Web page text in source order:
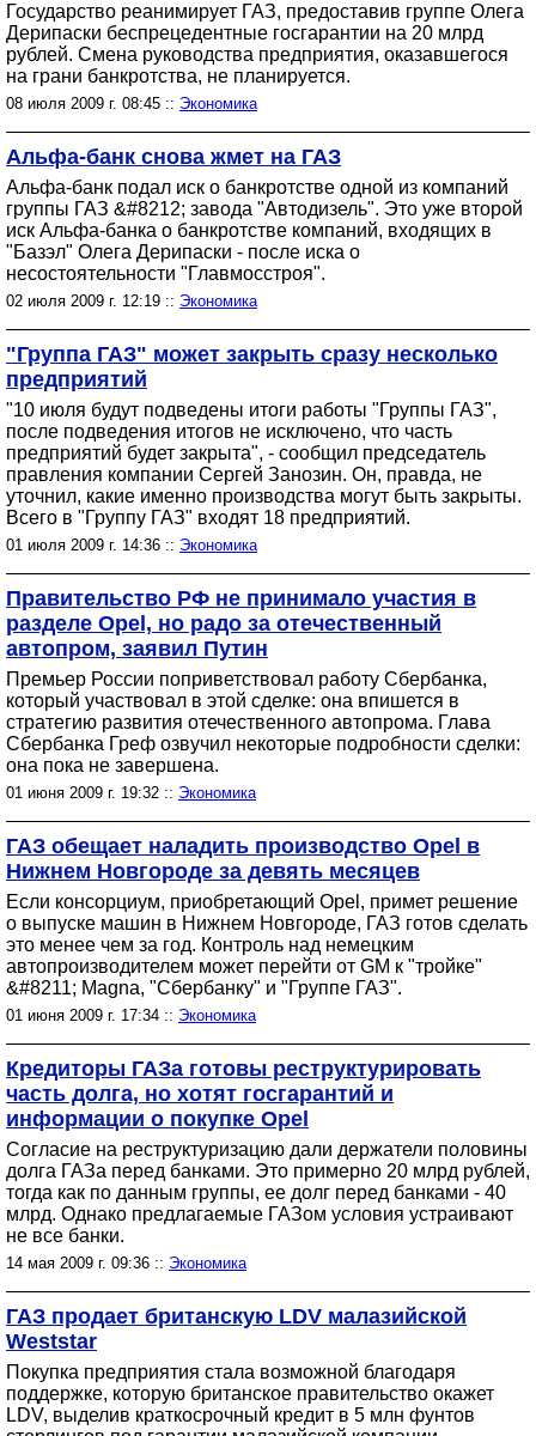
Государство реанимирует ГАЗ, предоставив группе Олега
Дерипаски беспрецедентные госгарантии на 20 млрд
рублей. Смена руководства предприятия, оказавшегося
на грани банкротства, не планируется.
08 июля 2009 г. 08:45 :: Экономика
Альфа-банк снова жмет на ГАЗ
Альфа-банк подал иск о банкротстве одной из компаний
группы ГАЗ &#8212; завода "Автодизель". Это уже второй
иск Альфа-банка о банкротстве компаний, входящих в
"Базэл" Олега Дерипаски - после иска о
несостоятельности "Главмосстроя".
02 июля 2009 г. 12:19 :: Экономика
"Группа ГАЗ" может закрыть сразу несколько
предприятий
"10 июля будут подведены итоги работы "Группы ГАЗ",
после подведения итогов не исключено, что часть
предприятий будет закрыта", - сообщил председатель
правления компании Сергей Занозин. Он, правда, не
уточнил, какие именно производства могут быть закрыты.
Всего в "Группу ГАЗ" входят 18 предприятий.
01 июля 2009 г. 14:36 :: Экономика
Правительство РФ не принимало участия в
разделе Opel, но радо за отечественный
автопром, заявил Путин
Премьер России поприветствовал работу Сбербанка,
который участвовал в этой сделке: она впишется в
стратегию развития отечественного автопрома. Глава
Сбербанка Греф озвучил некоторые подробности сделки:
она пока не завершена.
01 июня 2009 г. 19:32 :: Экономика
ГАЗ обещает наладить производство Opel в
Нижнем Новгороде за девять месяцев
Если консорциум, приобретающий Opel, примет решение
о выпуске машин в Нижнем Новгороде, ГАЗ готов сделать
это менее чем за год. Контроль над немецким
автопроизводителем может перейти от GM к "тройке"
&#8211; Magna, "Сбербанку" и "Группе ГАЗ".
01 июня 2009 г. 17:34 :: Экономика
Кредиторы ГАЗа готовы реструктурировать
часть долга, но хотят госгарантий и
информации о покупке Opel
Согласие на реструктуризацию дали держатели половины
долга ГАЗа перед банками. Это примерно 20 млрд рублей,
тогда как по данным группы, ее долг перед банками - 40
млрд. Однако предлагаемые ГАЗом условия устраивают
не все банки.
14 мая 2009 г. 09:36 :: Экономика
ГАЗ продает британскую LDV малазийской
Weststar
Покупка предприятия стала возможной благодаря
поддержке, которую британское правительство окажет
LDV, выделив краткосрочный кредит в 5 млн фунтов